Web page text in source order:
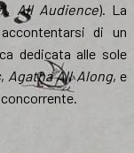
All Audience). La
di un
dedicata alle sole
, Agatha All Along, e